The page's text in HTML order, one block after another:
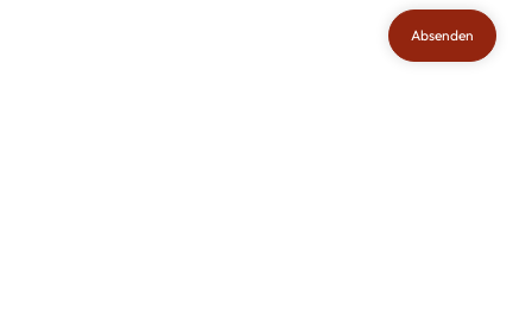
Absenden